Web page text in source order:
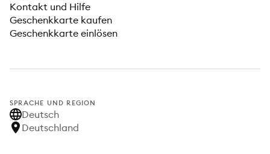
Kontakt und Hilfe
Geschenkkarte kaufen
Geschenkkarte einlösen
SPRACHE UND REGION
Deutsch
Deutschland